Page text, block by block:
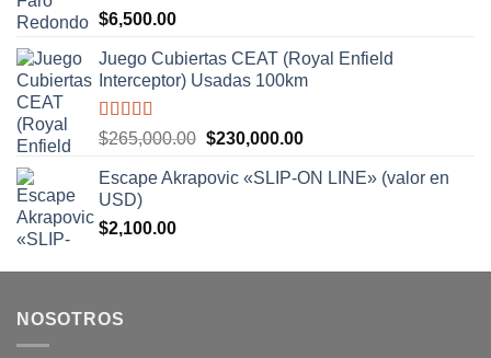
Valorado
con
5
$6,500.00
Juego Cubiertas CEAT (Royal Enfield
Interceptor) Usadas 100km
Valorado
5.00
5
$265,000.00 El
original
$230,000.00El
actual
Escape Akrapovic «SLIP-ON LINE» (valor en
USD)
$2,100.00
NOSOTROS